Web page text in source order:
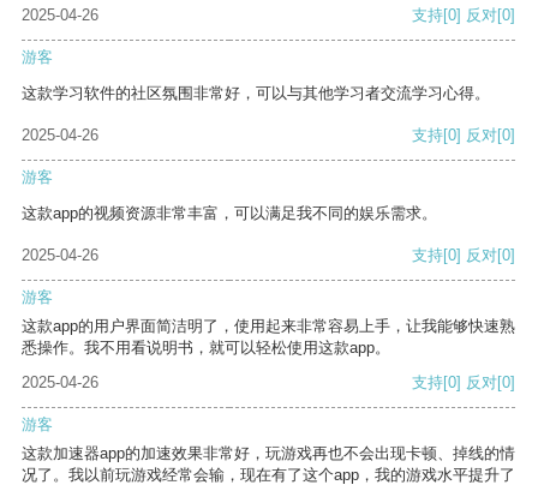
2025-04-26
支持[0] 反对[0]
游客
这款学习软件的社区氛围非常好，可以与其他学习者交流学习心得。
2025-04-26 支持[0] 反对[0]
游客
这款app的视频资源非常丰富，可以满足我不同的娱乐需求。
2025-04-26 支持[0] 反对[0]
游客
这款app的用户界面简洁明了，使用起来非常容易上手，让我能够快速熟
悉操作。我不用看说明书，就可以轻松使用这款app。
2025-04-26
支持[0] 反对[0]
游客
这款加速器app的加速效果非常好，玩游戏再也不会出现卡顿、掉线的情
况了。我以前玩游戏经常会输，现在有了这个app，我的游戏水平提升了